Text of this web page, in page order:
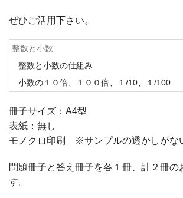
ぜひご活用下さい。
整数と小数
整数と小数の仕組み
小数の１０倍、１００倍、１/10、１/100
冊子サイズ： A4型
表紙：無し
モノクロ印刷 ※サンプルの透かしがな
問題冊子と答え冊子を各１冊、計２冊の
す。